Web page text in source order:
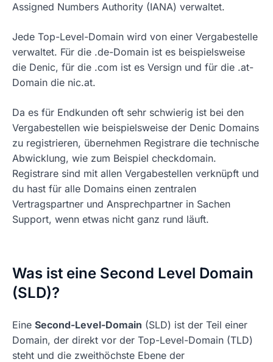
Assigned Numbers Authority (IANA) verwaltet.
Jede Top-Level-Domain wird von einer Vergabestelle
verwaltet. Für die .de-Domain ist es beispielsweise
die Denic, für die .com ist es Versign und für die .at-
Domain die nic.at.
Da es für Endkunden oft sehr schwierig ist bei den
Vergabestellen wie beispielsweise der Denic Domains
zu registrieren, übernehmen Registrare die technische
Abwicklung, wie zum Beispiel checkdomain.
Registrare sind mit allen Vergabestellen verknüpft und
du hast für alle Domains einen zentralen
Vertragspartner und Ansprechpartner in Sachen
Support, wenn etwas nicht ganz rund läuft.
Was ist eine Second Level Domain
(SLD)?
Eine Second-Level-Domain (SLD) ist der Teil einer
Domain, der direkt vor der Top-Level-Domain (TLD)
steht und die zweithöchste Ebene der